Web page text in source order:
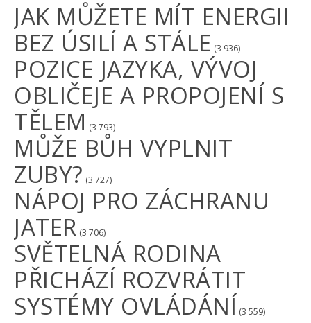
JAK MŮŽETE MÍT ENERGII
BEZ ÚSILÍ A STÁLE (3 936)
POZICE JAZYKA, VÝVOJ
OBLIČEJE A PROPOJENÍ S
TĚLEM (3 793)
MŮŽE BŮH VYPLNIT
ZUBY? (3 727)
NÁPOJ PRO ZÁCHRANU
JATER (3 706)
SVĚTELNÁ RODINA
PŘICHÁZÍ ROZVRÁTIT
SYSTÉMY OVLÁDÁNÍ (3 559)